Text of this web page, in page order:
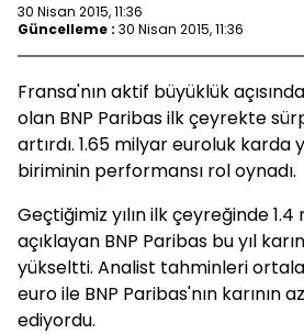
30 Nisan 2015, 11:36
Güncelleme : 30 Nisan 2015, 11:36
Fransa'nın aktif büyüklük
olan BNP Paribas ilk çeyrekte
artırdı. 1.65 milyar euroluk karda
biriminin performansı rol oynadı.
Geçtiğimiz yılın ilk çeyreğinde
açıklayan BNP Paribas bu yıl
yükseltti. Analist tahminleri
euro ile BNP Paribas'nın karının
ediyordu.